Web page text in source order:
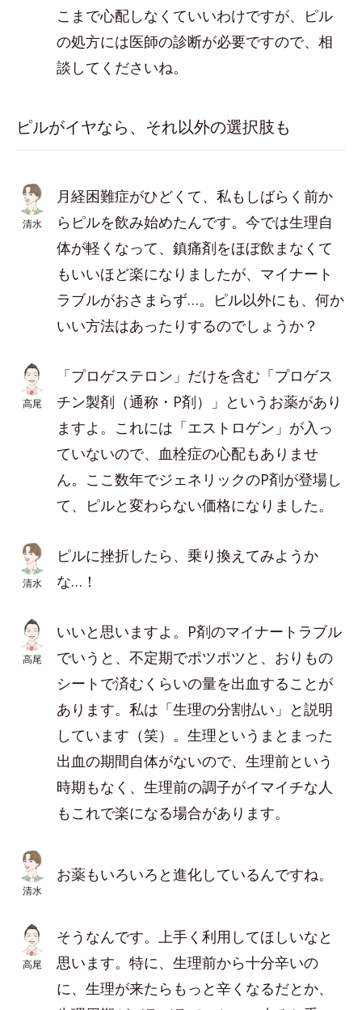
こまで心配しなくていいわけですが、ピル
の処方には医師の診断が必要ですので、相
談してくださいね。
ピルがイヤなら、それ以外の選択肢も
清水
月経困難症がひどくて、私もしばらく前か
らピルを飲み始めたんです。今では生理自
体が軽くなって、鎮痛剤をほぼ飲まなくて
もいいほど楽になりましたが、マイナート
ラブルがおさまらず…。ピル以外にも、何か
いい方法はあったりするのでしょうか？
高尾
「プロゲステロン」だけを含む「プロゲス
チン製剤（通称・P剤）」というお薬があり
ますよ。これには「エストロゲン」が入っ
ていないので、血栓症の心配もありませ
ん。ここ数年でジェネリックのP剤が登場し
て、ピルと変わらない価格になりました。
清水
ピルに挫折したら、乗り換えてみようか
な…！
高尾
いいと思いますよ。P剤のマイナートラブル
でいうと、不定期でポツポツと、おりもの
シートで済むくらいの量を出血することが
あります。私は「生理の分割払い」と説明
しています（笑）。生理というまとまった
出血の期間自体がないので、生理前という
時期もなく、生理前の調子がイマイチな人
もこれで楽になる場合があります。
清水
お薬もいろいろと進化しているんですね。
高尾
そうなんです。上手く利用してほしいなと
思います。特に、生理前から十分辛いの
に、生理が来たらもっと辛くなるだとか、